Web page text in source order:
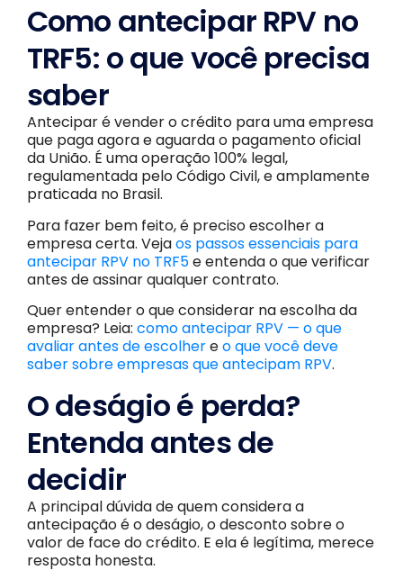
Como antecipar RPV no
TRF5: o que você precisa
saber
Antecipar é vender o crédito para uma empresa
que paga agora e aguarda o pagamento oficial
da União. É uma operação 100% legal,
regulamentada pelo Código Civil, e amplamente
praticada no Brasil.
Para fazer bem feito, é preciso escolher a
empresa certa. Vejaos passos essenciais para
antecipar RPV no TRF5e entenda o que verificar
antes de assinar qualquer contrato.
Quer entender o que considerar na escolha da
empresa? Leia: como antecipar RPV — o que
avaliar antes de escolhereo que você deve
saber sobre empresas que antecipam RPV.
O deságio é perda?
Entenda antes de
decidir
A principal dúvida de quem considera a
antecipação é o deságio, o desconto sobre o
valor de face do crédito. E ela é legítima, merece
resposta honesta.